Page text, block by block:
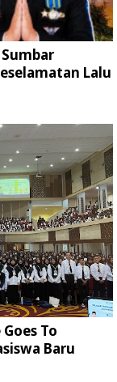
Lalu
To
Baru